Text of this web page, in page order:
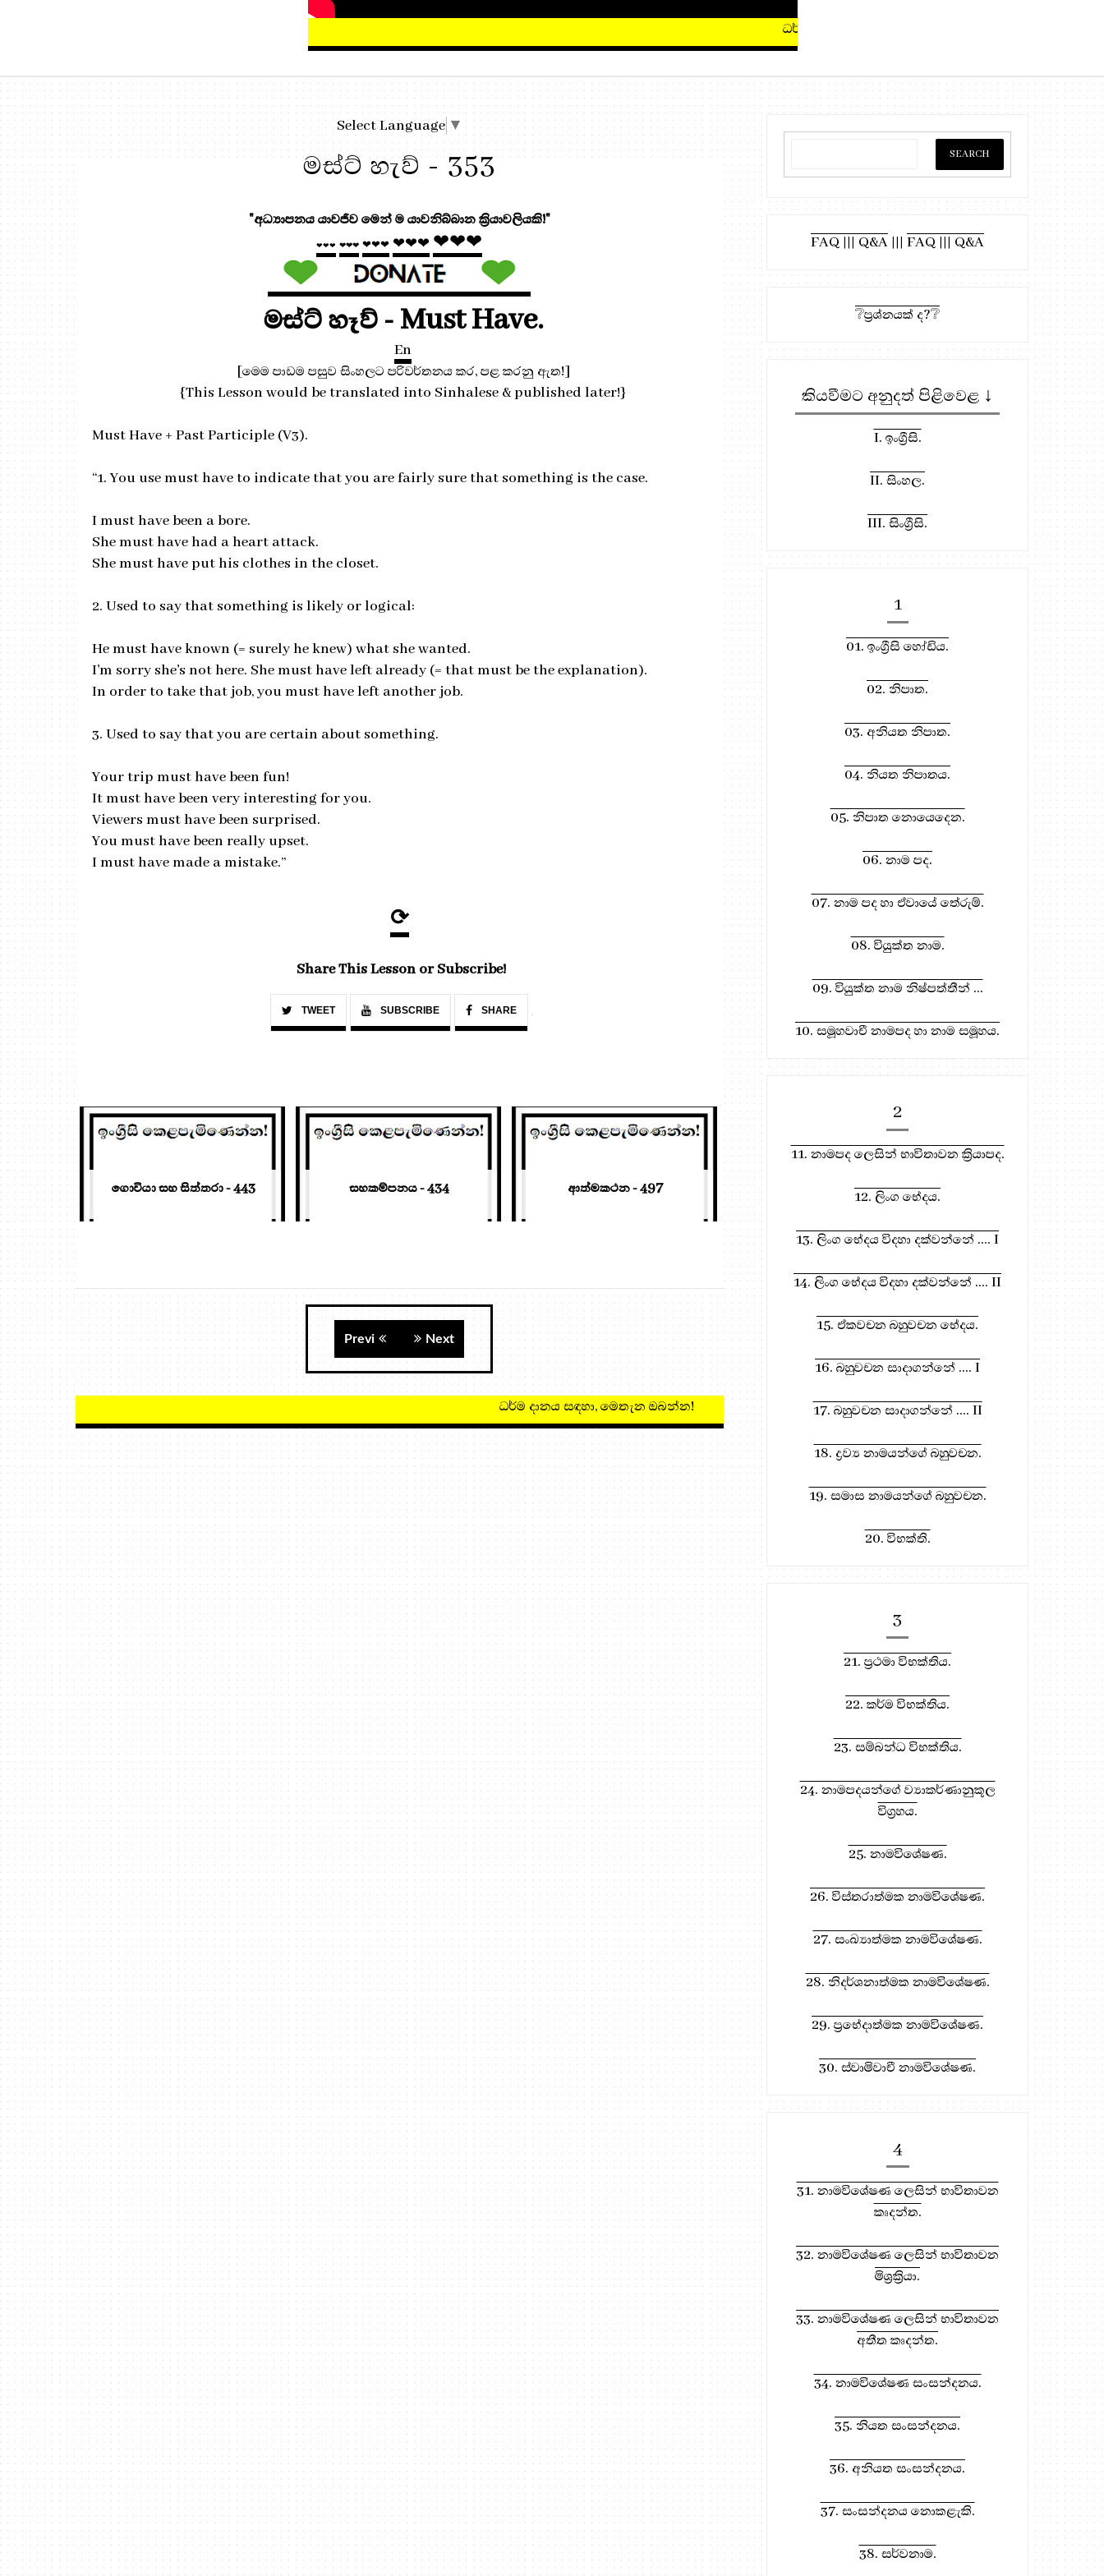
ධර්ම දානය සඳහා, මෙතැන ඔබන්න!
Select Language ▼
මස්ට් හැව් - 353
"අධ්‍යාපනය යාවජීව මෙන් ම යාවනිබ්බාන ක්‍රියාවලියකි!"
❤❤❤ ❤❤❤ ❤❤❤ ❤❤❤ ❤❤❤
මස්ට් හෑව් - Must Have.
En
[මෙම පාඩම පසුව සිංහලට පරිවර්තනය කර, පළ කරනු ඇත!]
{This Lesson would be translated into Sinhalese & published later!}
Must Have + Past Participle (V3).
“1. You use must have to indicate that you are fairly sure that something is the case.
I must have been a bore.
She must have had a heart attack.
She must have put his clothes in the closet.
2. Used to say that something is likely or logical:
He must have known (= surely he knew) what she wanted.
I'm sorry she's not here. She must have left already (= that must be the explanation).
In order to take that job, you must have left another job.
3. Used to say that you are certain about something.
Your trip must have been fun!
It must have been very interesting for you.
Viewers must have been surprised.
You must have been really upset.
I must have made a mistake.”
⟳
Share This Lesson or Subscribe!
TWEET SUBSCRIBE SHARE
ගොවියා සහ සිත්තරා - 443 සහකම්පනය - 434 ආත්මකථන - 497
මා ඉදිරියෙහි - වර්ණනාව - III -
තථ්‍ය දයාව - 479
Next
Previ
ධර්ම දානය සඳහා, මෙතැන ඔබන්න!
FAQ ||| Q&A ||| FAQ ||| Q&A
❔ප්‍රශ්නයක් ද?❔
කියවීමට අනුදත් පිළිවෙළ ↓
I. ඉංග්‍රීසි.
II. සිංහල.
III. සිංග්‍රීසි.
1
01. ඉංග්‍රීසි හෝඩිය.
02. නිපාත.
03. අනියත නිපාත.
04. නියත නිපාතය.
05. නිපාත නොයෙදෙන.
06. නාම පද.
07. නාම පද හා ඒවායේ තේරුම්.
08. වියුක්ත නාම.
09. වියුක්ත නාම නිෂ්පත්තීන් ...
10. සමූහවාචී නාමපද හා නාම සමූහය.
2
11. නාමපද ලෙසින් භාවිතාවන ක්‍රියාපද.
12. ලිංග භේදය.
13. ලිංග භේදය විදහා දක්වන්නේ .... I
14. ලිංග භේදය විදහා දක්වන්නේ .... II
15. ඒකවචන බහුවචන භේදය.
16. බහුවචන සාදාගන්නේ .... I
17. බහුවචන සාදාගන්නේ .... II
18. ද්‍රව්‍ය නාමයන්ගේ බහුවචන.
19. සමාස නාමයන්ගේ බහුවචන.
20. විභක්ති.
3
21. ප්‍රථමා විභක්තිය.
22. කර්ම විභක්තිය.
23. සම්බන්ධ විභක්තිය.
24. නාමපදයන්ගේ ව්‍යාකර්ණානුකූල
විග්‍රහය.
25. නාමවිශේෂණ.
26. විස්තරාත්මක නාමවිශේෂණ.
27. සංඛ්‍යාත්මක නාමවිශේෂණ.
28. නිදර්ශනාත්මක නාමවිශේෂණ.
29. ප්‍රභේදාත්මක නාමවිශේෂණ.
30. ස්වාමිවාචී නාමවිශේෂණ.
4
31. නාමවිශේෂණ ලෙසින් භාවිතාවන
කෘදන්ත.
32. නාමවිශේෂණ ලෙසින් භාවිතාවන
මිශ්‍රක්‍රියා.
33. නාමවිශේෂණ ලෙසින් භාවිතාවන
අතීත කෘදන්ත.
34. නාමවිශේෂණ සංසන්දනය.
35. නියත සංසන්දනය.
36. අනියත සංසන්දනය.
37. සංසන්දනය නොකළැකි.
38. සර්වනාම.